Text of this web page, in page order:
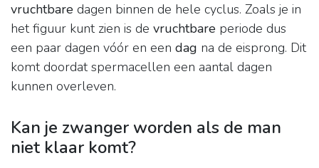
vruchtbare dagen binnen de hele cyclus. Zoals je in
het figuur kunt zien is de vruchtbare periode dus
een paar dagen vóór en een dag na de eisprong. Dit
komt doordat spermacellen een aantal dagen
kunnen overleven.
Kan je zwanger worden als de man
niet klaar komt?